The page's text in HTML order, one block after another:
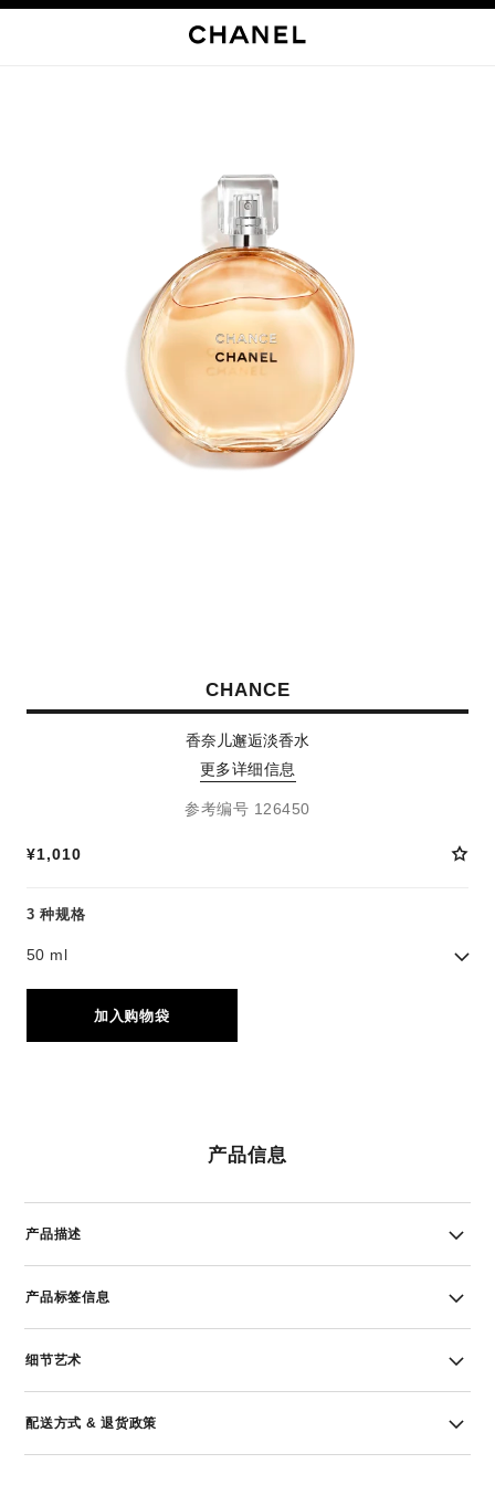
CHANCE
香奈儿邂逅淡香水
更多详细信息
参考编号 126450
¥1,010
3 种规格
50 ml
加入购物袋
产品信息
产品描述
产品标签信息
细节艺术
配送方式 & 退货政策